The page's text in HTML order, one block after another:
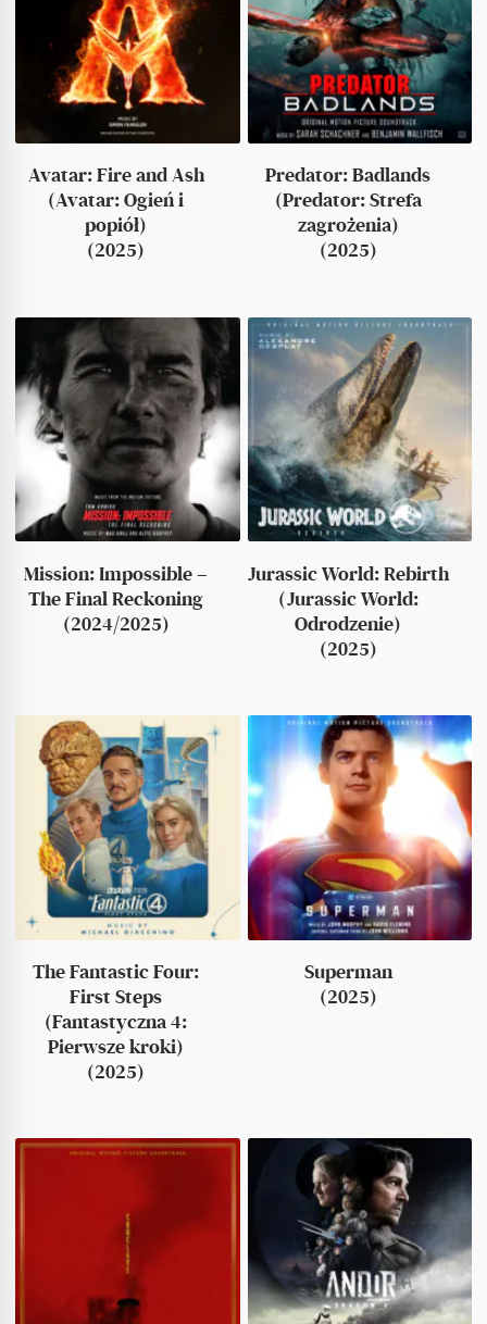
Avatar: Fire and Ash
(Avatar: Ogień i
popiół)
(2025)
Predator: Badlands
(Predator: Strefa
zagrożenia)
(2025)
Mission: Impossible –
The Final Reckoning
(2024/2025)
Jurassic World: Rebirth
(Jurassic World:
Odrodzenie)
(2025)
The Fantastic Four:
First Steps
(Fantastyczna 4:
Pierwsze kroki)
(2025)
Superman
(2025)